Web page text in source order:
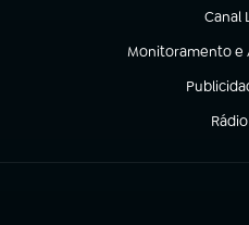
Canal
(abre
Monitoramento e
(abre em nova
(abre em
(abre